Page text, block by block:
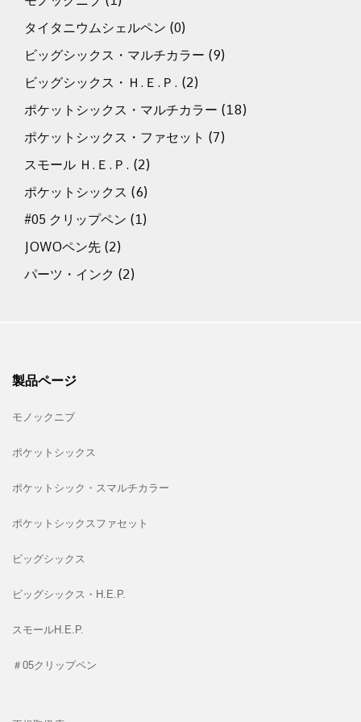
タイタニウムシェルペン (0)
ビッグシックス・マルチカラー (9)
ビッグシックス・Ｈ.Ｅ.Ｐ. (2)
ポケットシックス・マルチカラー (18)
ポケットシックス・ファセット (7)
スモール Ｈ.Ｅ.Ｐ. (2)
ポケットシックス (6)
#05 クリップペン (1)
JOWOペン先 (2)
パーツ・インク (2)
製品ページ
モノックニブ
ポケットシックス
ポケットシック・スマルチカラー
ポケットシックスファセット
ビッグシックス
ビッグシックス・H.E.P.
スモールH.E.P.
＃05クリップペン